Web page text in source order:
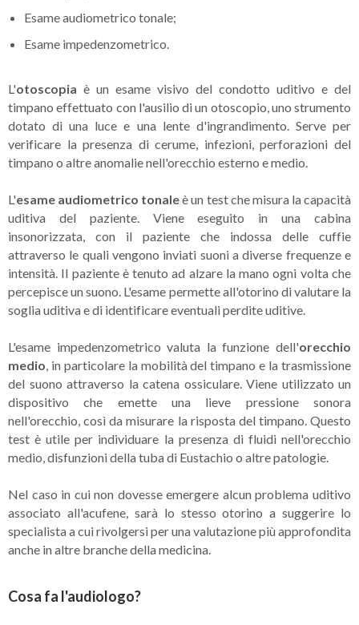
Esame audiometrico tonale;
Esame impedenzometrico.
L'otoscopia è un esame visivo del condotto uditivo e del
timpano effettuato con l'ausilio di un otoscopio, uno strumento
dotato di una luce e una lente d'ingrandimento. Serve per
verificare la presenza di cerume, infezioni, perforazioni del
timpano o altre anomalie nell'orecchio esterno e medio.
L'esame audiometrico tonaleè un test che misura la capacità
uditiva del paziente. Viene eseguito in una cabina
insonorizzata, con il paziente che indossa delle cuffie
attraverso le quali vengono inviati suoni a diverse frequenze e
intensità. Il paziente è tenuto ad alzare la mano ogni volta che
percepisce un suono. L'esame permette all'otorino di valutare la
soglia uditiva e di identificare eventuali perdite uditive.
L'esame impedenzometrico valuta la funzione dell'orecchio
medio , in particolare la mobilità del timpano e la trasmissione
del suono attraverso la catena ossiculare. Viene utilizzato un
dispositivo che emette una lieve pressione sonora
nell'orecchio, così da misurare la risposta del timpano. Questo
test è utile per individuare la presenza di fluidi nell'orecchio
medio, disfunzioni della tuba di Eustachio o altre patologie.
Nel caso in cui non dovesse emergere alcun problema uditivo
associato all'acufene, sarà lo stesso otorino a suggerire lo
specialista a cui rivolgersi per una valutazione più approfondita
anche in altre branche della medicina.
Cosa fa l'audiologo?